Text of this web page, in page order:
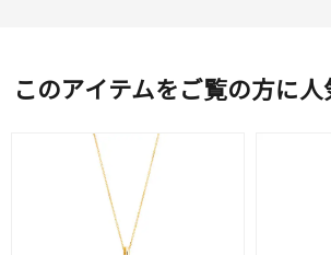
このアイテムをご覧の方に